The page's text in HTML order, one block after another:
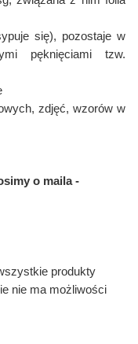
się), pozostaje w
pęknięciami tzw.
zdjęć, wzorów w
o maila -
produkty
nie ma możliwości